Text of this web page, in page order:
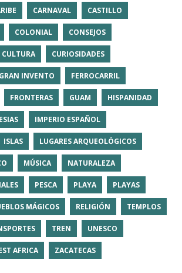
CARNAVAL CASTILLO
COLONIAL CONSEJOS
CULTURA CURIOSIDADES
INVENTO FERROCARRIL
FRONTERAS GUAM HISPANIDAD
IMPERIO ESPAÑOL
ISLAS LUGARES ARQUEOLÓGICOS
MÚSICA NATURALEZA
PESCA PLAYA PLAYAS
MÁGICOS RELIGIÓN TEMPLOS
TREN UNESCO
AFRICA ZACATECAS